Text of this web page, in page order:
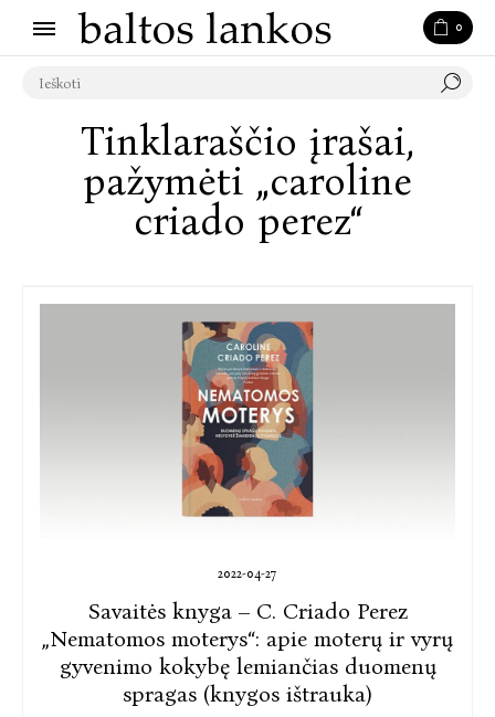
0
Tinklaraščio įrašai,
pažymėti „caroline
criado perez“
2022-04-27
Savaitės knyga – C. Criado Perez
„Nematomos moterys“: apie moterų ir vyrų
gyvenimo kokybę lemiančias duomenų
spragas (knygos ištrauka)